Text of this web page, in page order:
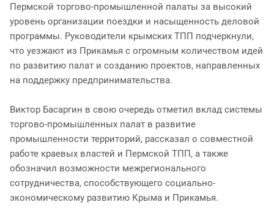
Пермской торгово-промышленной палаты за высокий
уровень организации поездки и насыщенность деловой
программы. Руководители крымских ТПП подчеркнули,
что уезжают из Прикамья с огромным количеством идей
по развитию палат и созданию проектов, направленных
на поддержку предпринимательства.
Виктор Басаргин в свою очередь отметил вклад системы
торгово-промышленных палат в развитие
промышленности территорий, рассказал о совместной
работе краевых властей и Пермской ТПП, а также
обозначил возможности межрегионального
сотрудничества, способствующего социально-
экономическому развитию Крыма и Прикамья.